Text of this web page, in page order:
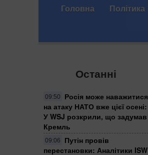
Головна Політика
Останні
09:50
Росія може наважитися
на атаку НАТО вже цієї осені:
У WSJ розкрили, що задумав
Кремль
09:06
Путін провів
перестановки: Аналітики ISW